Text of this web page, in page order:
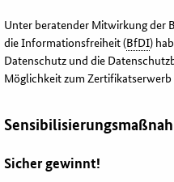
Unter beratender Mitwirkung der
die Informationsfreiheit (BfDI)
Datenschutz und die
Möglichkeit zum
Sicher gewinnt!